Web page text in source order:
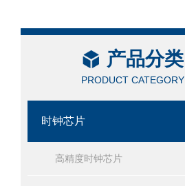
产品分类
PRODUCT CATEGORY
时钟芯片
高精度时钟芯片